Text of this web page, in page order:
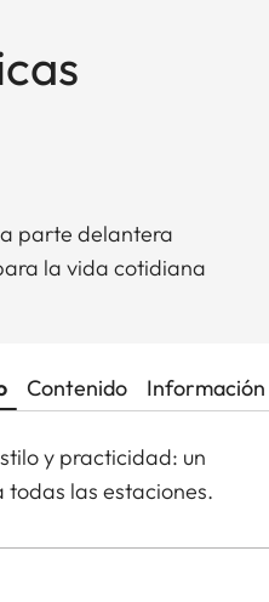
parte delantera
la vida cotidiana
Contenido
y practicidad: un
las estaciones.